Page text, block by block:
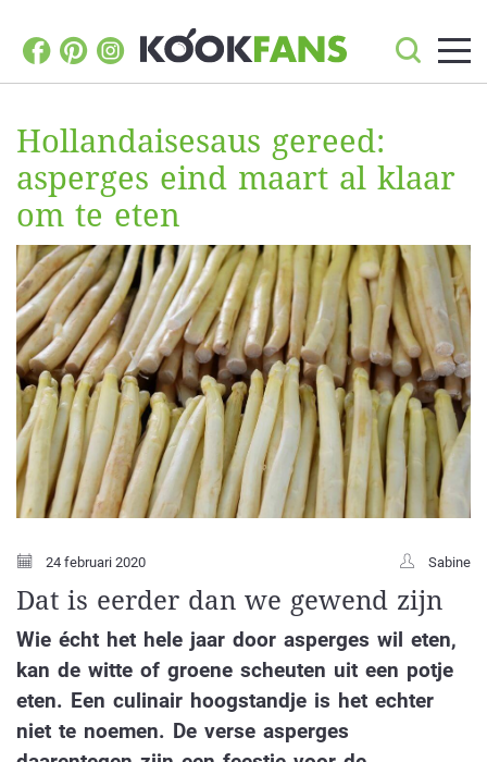
Hollandaisesaus gereed:
asperges eind maart al klaar
om te eten
24 februari 2020 Sabine
Dat is eerder dan we gewend zijn
Wie écht het hele jaar door asperges wil eten,
kan de witte of groene scheuten uit een potje
eten. Een culinair hoogstandje is het echter
niet te noemen. De verse asperges